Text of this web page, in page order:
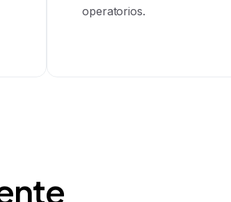
operatorios.